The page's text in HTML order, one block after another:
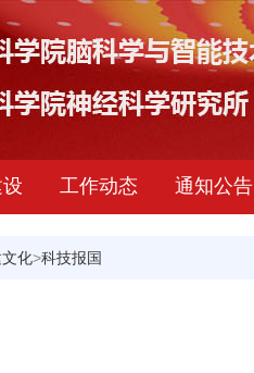
工作动态 通知公告
化>科技报国